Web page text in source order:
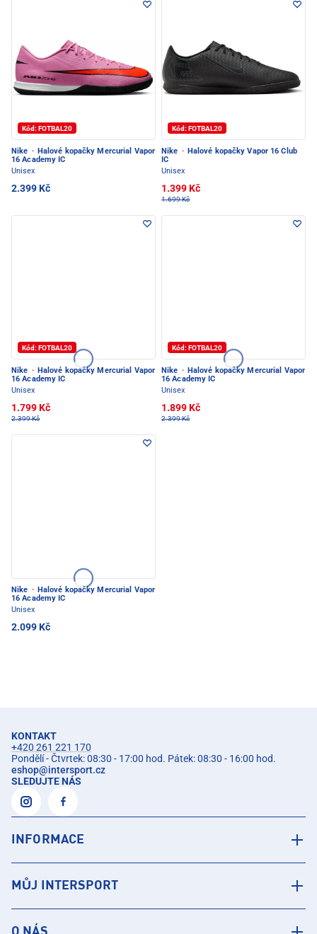
Kód: FOTBAL20
Nike · Halové kopačky Mercurial Vapor
16 Academy IC
Unisex
2.399 Kč
Kód: FOTBAL20
Nike · Halové kopačky Vapor 16 Club
IC
Unisex
1.399 Kč
1.699 Kč
Kód: FOTBAL20
Nike · Halové kopačky Mercurial Vapor
16 Academy IC
Unisex
1.799 Kč
2.399 Kč
Kód: FOTBAL20
Nike · Halové kopačky Mercurial Vapor
16 Academy IC
Unisex
1.899 Kč
2.399 Kč
Nike · Halové kopačky Mercurial Vapor
16 Academy IC
Unisex
2.099 Kč
KONTAKT
+420 261 221 170
Pondělí - Čtvrtek: 08:30 - 17:00 hod. Pátek: 08:30 - 16:00 hod.
eshop@intersport.cz
SLEDUJTE NÁS
INFORMACE
MŮJ INTERSPORT